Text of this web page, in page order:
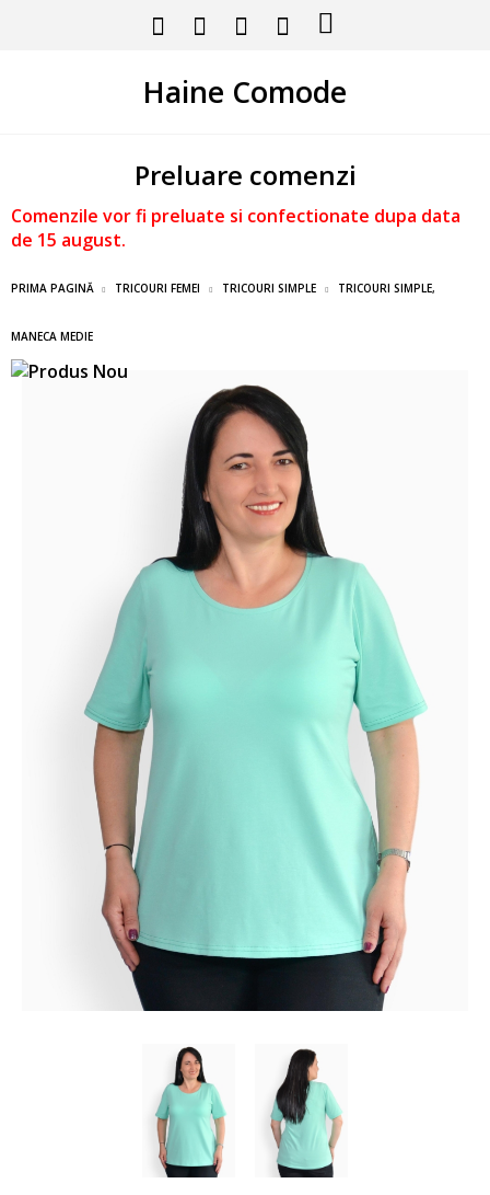
Haine Comode
Preluare comenzi
Comenzile vor fi preluate si confectionate dupa data
de 15 august.
PRIMA PAGINĂ TRICOURI FEMEI TRICOURI SIMPLE TRICOURI SIMPLE,
MANECA MEDIE